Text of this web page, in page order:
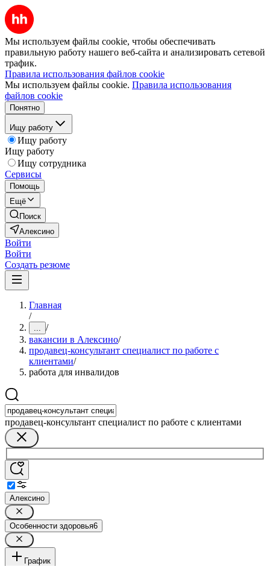
Мы используем файлы cookie, чтобы обеспечивать
правильную работу нашего веб-сайта и анализировать сетевой
трафик.
Правила использования файлов cookie
Мы используем файлы cookie. Правила использования
файлов cookie
Понятно
Ищу работу
Ищу работу
Ищу работу
Ищу сотрудника
Сервисы
Помощь
Ещё
Поиск
Алексино
Войти
Войти
Создать резюме
Главная
/
... /
вакансии в Алексино/
продавец-консультант специалист по работе с
клиентами/
работа для инвалидов
продавец-консультант специалист по работе с клиентами
Алексино
Особенности здоровья6
График